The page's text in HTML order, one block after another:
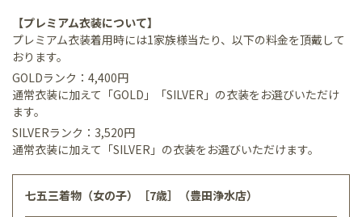
【プレミアム衣装について】
プレミアム衣装着用時には1家族様当たり、以下の料金を頂戴して
おります。
GOLDランク：4,400円
通常衣装に加えて「GOLD」「SILVER」の衣装をお選びいただけ
ます。
SILVERランク：3,520円
通常衣装に加えて「SILVER」の衣装をお選びいただけます。
七五三着物（女の子）［7歳］（豊田浄水店）